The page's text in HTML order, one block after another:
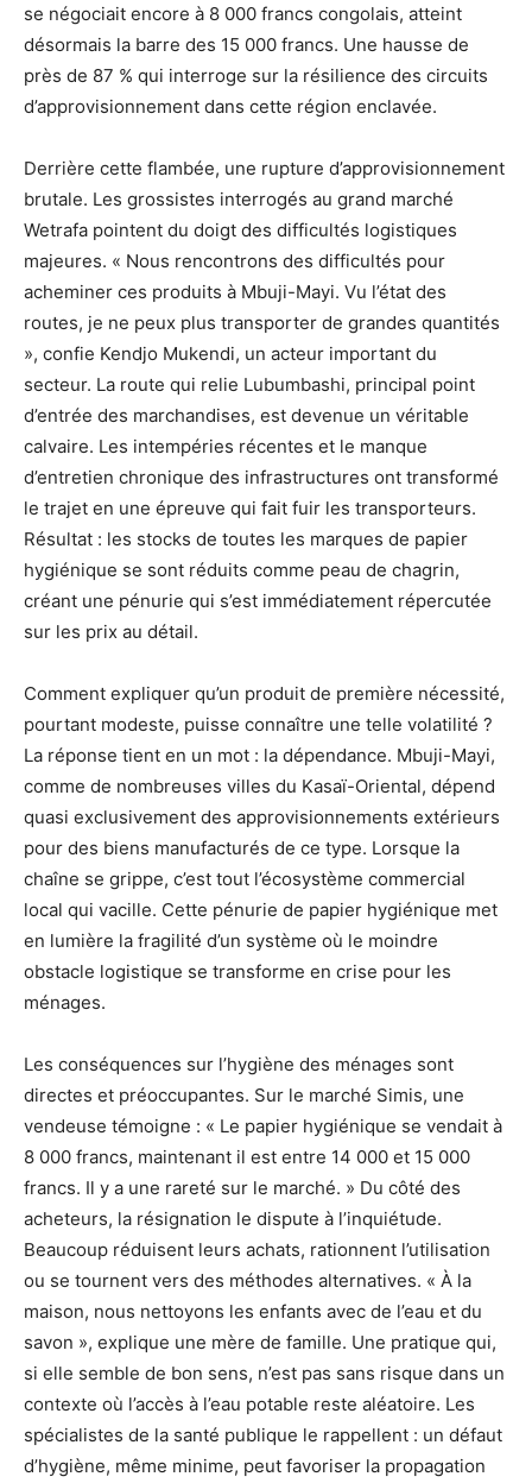
se négociait encore à 8 000 francs congolais, atteint
désormais la barre des 15 000 francs. Une hausse de
près de 87 % qui interroge sur la résilience des circuits
d’approvisionnement dans cette région enclavée.
Derrière cette flambée, une rupture d’approvisionnement
brutale. Les grossistes interrogés au grand marché
Wetrafa pointent du doigt des difficultés logistiques
majeures. « Nous rencontrons des difficultés pour
acheminer ces produits à Mbuji-Mayi. Vu l’état des
routes, je ne peux plus transporter de grandes quantités
», confie Kendjo Mukendi, un acteur important du
secteur. La route qui relie Lubumbashi, principal point
d’entrée des marchandises, est devenue un véritable
calvaire. Les intempéries récentes et le manque
d’entretien chronique des infrastructures ont transformé
le trajet en une épreuve qui fait fuir les transporteurs.
Résultat : les stocks de toutes les marques de papier
hygiénique se sont réduits comme peau de chagrin,
créant une pénurie qui s’est immédiatement répercutée
sur les prix au détail.
Comment expliquer qu’un produit de première nécessité,
pourtant modeste, puisse connaître une telle volatilité ?
La réponse tient en un mot : la dépendance. Mbuji-Mayi,
comme de nombreuses villes du Kasaï-Oriental, dépend
quasi exclusivement des approvisionnements extérieurs
pour des biens manufacturés de ce type. Lorsque la
chaîne se grippe, c’est tout l’écosystème commercial
local qui vacille. Cette pénurie de papier hygiénique met
en lumière la fragilité d’un système où le moindre
obstacle logistique se transforme en crise pour les
ménages.
Les conséquences sur l’hygiène des ménages sont
directes et préoccupantes. Sur le marché Simis, une
vendeuse témoigne : « Le papier hygiénique se vendait à
8 000 francs, maintenant il est entre 14 000 et 15 000
francs. Il y a une rareté sur le marché. » Du côté des
acheteurs, la résignation le dispute à l’inquiétude.
Beaucoup réduisent leurs achats, rationnent l’utilisation
ou se tournent vers des méthodes alternatives. « À la
maison, nous nettoyons les enfants avec de l’eau et du
savon », explique une mère de famille. Une pratique qui,
si elle semble de bon sens, n’est pas sans risque dans un
contexte où l’accès à l’eau potable reste aléatoire. Les
spécialistes de la santé publique le rappellent : un défaut
d’hygiène, même minime, peut favoriser la propagation